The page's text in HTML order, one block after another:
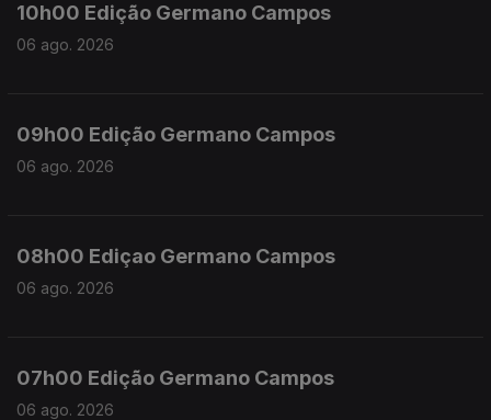
10h00 Edição Germano Campos
06 ago. 2026
09h00 Edição Germano Campos
06 ago. 2026
08h00 Ediçao Germano Campos
06 ago. 2026
07h00 Edição Germano Campos
06 ago. 2026